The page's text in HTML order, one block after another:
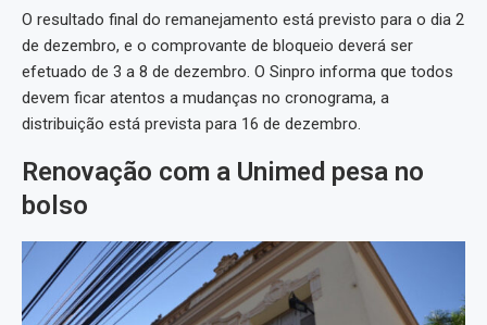
O resultado final do remanejamento está previsto para o dia 2
de dezembro, e o comprovante de bloqueio deverá ser
efetuado de 3 a 8 de dezembro. O Sinpro informa que todos
devem ficar atentos a mudanças no cronograma, a
distribuição está prevista para 16 de dezembro.
Renovação com a Unimed pesa no
bolso